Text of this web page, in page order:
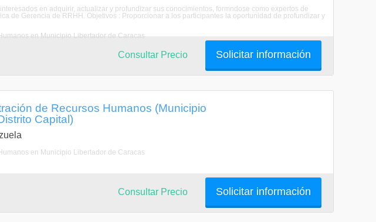
en adquirir, actualizar y profundizar sus conocimientos, formndose como expertos de
de Gerencia de RRHH. Objetivos : Proporcionar a los participantes la oportunidad de profundizar y
en Municipio Libertador de Caracas
Solicitar información
Consultar Precio
de Recursos Humanos (Municipio
Capital)
en Municipio Libertador de Caracas
Solicitar información
Consultar Precio